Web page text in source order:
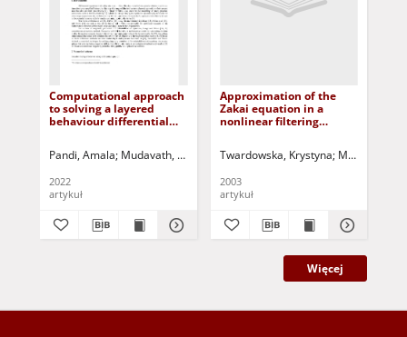
Computational approach
to solving a layered
behaviour differential
scheme
Pandi, Amala Mudavath, Lalu Kolloju, Phaneendra Jurczak, Paweł -
2022
artykuł
Approximation of the
Zakai equation in a
nonlinear filtering
Twardowska, Krystyna Marnik,
2003
artykuł
Więcej